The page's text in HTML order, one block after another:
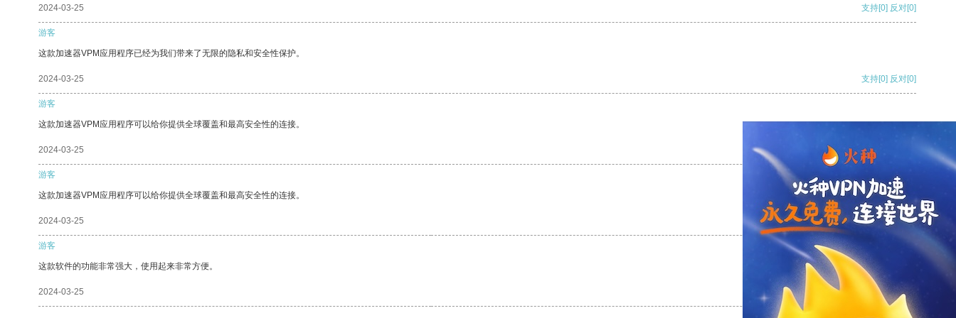
2024-03-25 支持[0] 反对[0]
游客
这款加速器VPM应用程序已经为我们带来了无限的隐私和安全性保护。
2024-03-25 支持[0] 反对[0]
游客
这款加速器VPM应用程序可以给你提供全球覆盖和最高安全性的连接。
2024-03-25 支持
游客
这款加速器VPM应用程序可以给你提供全球覆盖和最高安全性的连接。
2024-03-25 支持[0] 反对[0]
游客
这款软件的功能非常强大，使用起来非常方便。
2024-03-25 支持[0] 反对[0]